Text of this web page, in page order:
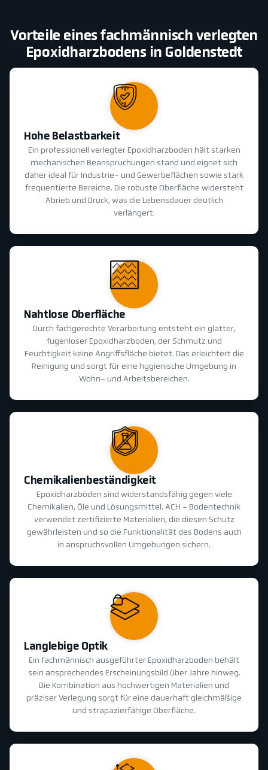
Vorteile eines fachmännisch verlegten
Epoxidharzbodens in Goldenstedt
Hohe Belastbarkeit
Ein professionell verlegter Epoxidharzboden hält starken
mechanischen Beanspruchungen stand und eignet sich
daher ideal für Industrie- und Gewerbeflächen sowie stark
frequentierte Bereiche. Die robuste Oberfläche widersteht
Abrieb und Druck, was die Lebensdauer deutlich
verlängert.
Nahtlose Oberfläche
Durch fachgerechte Verarbeitung entsteht ein glatter,
fugenloser Epoxidharzboden, der Schmutz und
Feuchtigkeit keine Angriffsfläche bietet. Das erleichtert die
Reinigung und sorgt für eine hygienische Umgebung in
Wohn- und Arbeitsbereichen.
Chemikalienbeständigkeit
Epoxidharzböden sind widerstandsfähig gegen viele
Chemikalien, Öle und Lösungsmittel. ACH - Bodentechnik
verwendet zertifizierte Materialien, die diesen Schutz
gewährleisten und so die Funktionalität des Bodens auch
in anspruchsvollen Umgebungen sichern.
Langlebige Optik
Ein fachmännisch ausgeführter Epoxidharzboden behält
sein ansprechendes Erscheinungsbild über Jahre hinweg.
Die Kombination aus hochwertigen Materialien und
präziser Verlegung sorgt für eine dauerhaft gleichmäßige
und strapazierfähige Oberfläche.